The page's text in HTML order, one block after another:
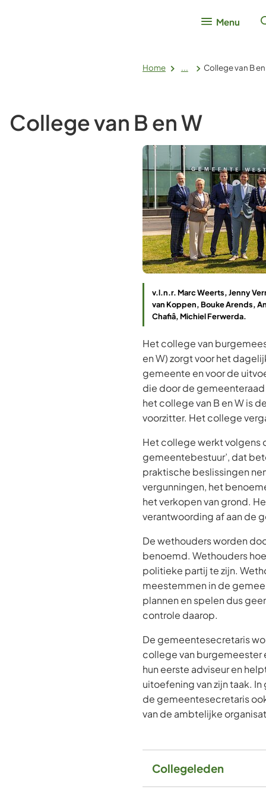
Menu
Home ... College van B
College van B en W
v.l.n.r. Marc Weerts, Jenny
van Koppen, Bouke Arends,
Chafiâ, Michiel Ferwerda.
Het college van
en W) zorgt voor het
gemeente en voor de
die door de
het college van B en W is
voorzitter. Het college
Het college werkt volgens
gemeentebestuur’, dat
praktische beslissingen
vergunningen, het
het verkopen van grond.
verantwoording af aan de
De wethouders worden
benoemd. Wethouders
politieke partij te zijn.
meestemmen in de
plannen en spelen dus
controle daarop.
De gemeentesecretaris
college van burgemeester
hun eerste adviseur en
uitoefening van zijn taak.
de gemeentesecretaris
van de ambtelijke
Collegeleden